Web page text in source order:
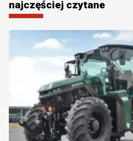
najczęściej czytane